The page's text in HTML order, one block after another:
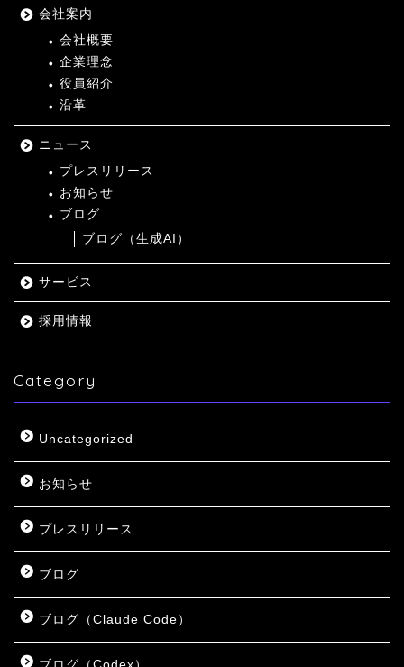
会社案内
会社概要
企業理念
役員紹介
沿革
ニュース
プレスリリース
お知らせ
ブログ
ブログ（生成AI）
サービス
採用情報
Category
Uncategorized
お知らせ
プレスリリース
ブログ
ブログ（Claude Code）